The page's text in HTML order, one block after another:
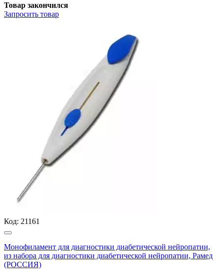
Товар закончился
Запросить товар
Код: 21161
Монофиламент для диагностики диабетической нейропатии,
из набора для диагностики диабетической нейропатии, Рамед
(РОССИЯ)